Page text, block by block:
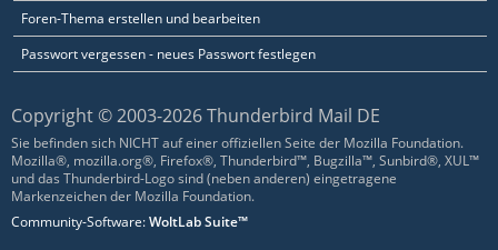
Foren-Thema erstellen und bearbeiten
Passwort vergessen - neues Passwort festlegen
Copyright © 2003-2026 Thunderbird Mail DE
Sie befinden sich NICHT auf einer offiziellen Seite der Mozilla Foundation.
Mozilla®, mozilla.org®, Firefox®, Thunderbird™, Bugzilla™, Sunbird®, XUL™
und das Thunderbird-Logo sind (neben anderen) eingetragene
Markenzeichen der Mozilla Foundation.
Community-Software:WoltLab Suite™